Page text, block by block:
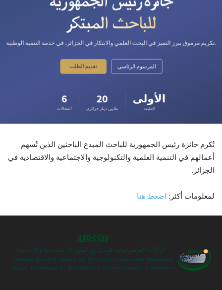
تُكرم جائزة رئيس الجمهورية للباحث المبدع الباحثين الذين تُسهم
أعمالهم في التنمية العلمية والتكنولوجية والاجتماعية والاقتصادية في
الجزائر.
لمعلومات أكثر: اضغط هنا